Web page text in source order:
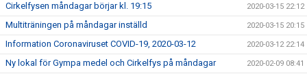
Cirkelfysen måndagar börjar kl. 19:15 2020-03-15 22:12
Multiträningen på måndagar inställd 2020-03-15 20:15
Information Coronaviruset COVID-19, 2020-03-12 2020-03-12 22:14
Ny lokal för Gympa medel och Cirkelfys på måndagar 2020-02-09 08:41